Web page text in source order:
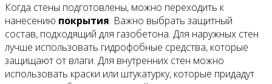
Когда стены подготовлены, можно переходить к
нанесению покрытия. Важно выбрать защитный
состав, подходящий для газобетона. Для наружных стен
лучше использовать гидрофобные средства, которые
защищают от влаги. Для внутренних стен можно
использовать краски или штукатурку, которые придадут